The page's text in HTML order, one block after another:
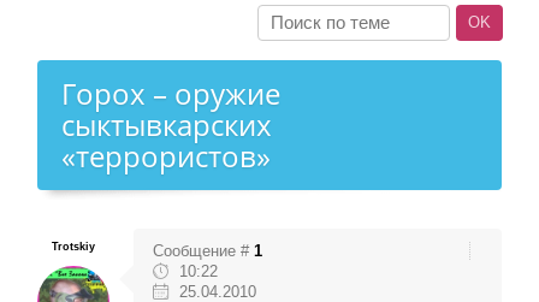
Горох – оружие
сыктывкарских
«террористов»
Trotskiy Сообщение # 1
10:22
25.04.2010